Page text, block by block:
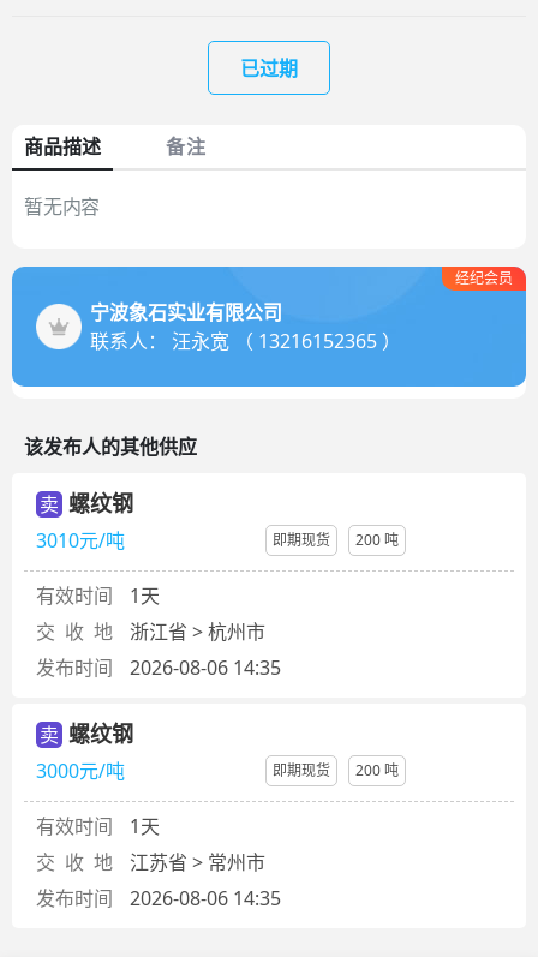
已过期
商品描述 备注
暂无内容
经纪会员
宁波象石实业有限公司
联系人： 汪永宽 （ 13216152365 ）
该发布人的其他供应
卖 螺纹钢
3010元/吨 即期现货 200 吨
有效时间
1天
交 收 地
浙江省 > 杭州市
发布时间
2026-08-06 14:35
卖 螺纹钢
3000元/吨 即期现货 200 吨
有效时间
1天
交 收 地
江苏省 > 常州市
发布时间
2026-08-06 14:35